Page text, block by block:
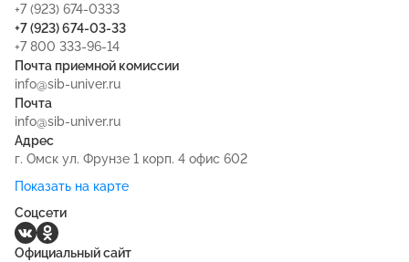
+7 (923) 674-0333
+7 (923) 674-03-33
+7 800 333-96-14
Почта приемной комиссии
info@sib-univer.ru
Почта
info@sib-univer.ru
Адрес
г. Омск ул. Фрунзе 1 корп. 4 офис 602
Показать на карте
Соцсети
Официальный сайт